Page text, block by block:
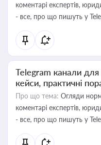
коментарі експертів,
- все, про що пишуть у
Telegram канали для
кейси, практичні
Про що тема: Огляди
коментарі експертів,
- все, про що пишуть у